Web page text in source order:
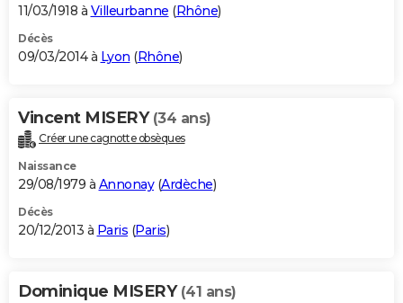
11/03/1918 à Villeurbanne (Rhône)
Décès
09/03/2014 à Lyon (Rhône)
Vincent MISERY (34 ans)
Créer une cagnotte obsèques
Naissance
29/08/1979 à Annonay(Ardèche)
Décès
20/12/2013 à Paris (Paris)
Dominique MISERY (41 ans)